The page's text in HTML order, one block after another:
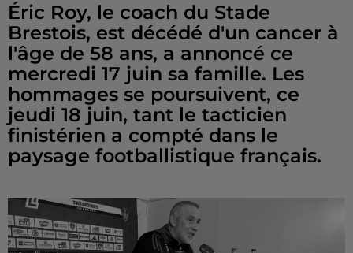
Éric Roy, le coach du Stade
Brestois, est décédé d'un cancer à
l'âge de 58 ans, a annoncé ce
mercredi 17 juin sa famille. Les
hommages se poursuivent, ce
jeudi 18 juin, tant le tacticien
finistérien a compté dans le
paysage footballistique français.